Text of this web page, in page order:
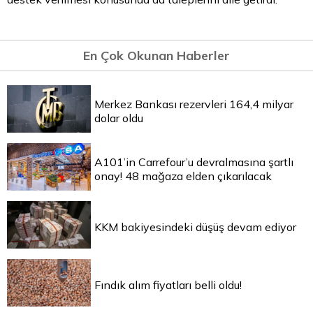
En Çok Okunan Haberler
Merkez Bankası rezervleri 164,4 milyar
dolar oldu
A101’in Carrefour’u devralmasına şartlı
onay! 48 mağaza elden çıkarılacak
KKM bakiyesindeki düşüş devam ediyor
Fındık alım fiyatları belli oldu!